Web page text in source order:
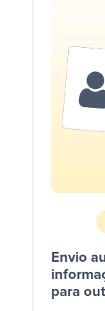
Envio
para